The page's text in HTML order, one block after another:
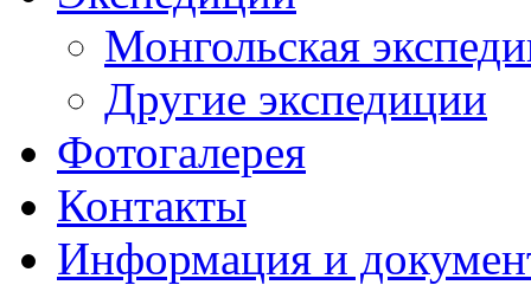
Монгольская
Другие экспедиции
Фотогалерея
Контакты
Информация и